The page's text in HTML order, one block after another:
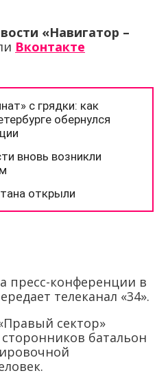
«Навигатор –
Вконтакте
пресс-конференции в
телеканал «34».
сектор»
батальон